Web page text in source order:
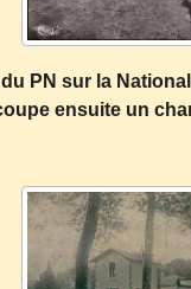
PN sur la
ensuite un